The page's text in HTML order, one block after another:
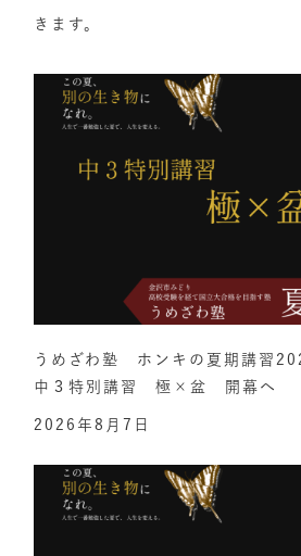
きます。
うめざわ塾 ホンキの夏期講習
中３特別講習 極×盆 開幕へ
2026年8月7日